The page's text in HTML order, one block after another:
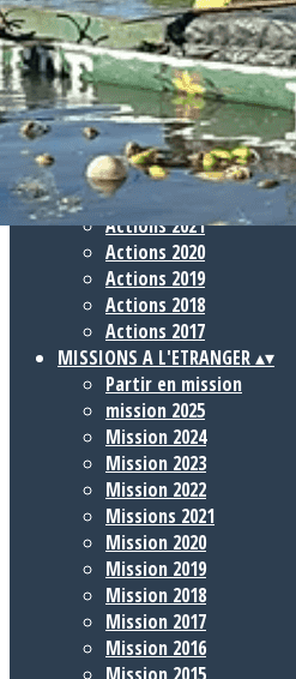
ACCUEIL▴▾
ACTUALITES▴▾
QUI SOMMES-NOUS ?▴▾
ACTIONS EN FRANCE▴▾
Actions 2025
Actions 2024
Actions 2023
Actions 2022
Actions 2021
Actions 2020
Actions 2019
Actions 2018
Actions 2017
MISSIONS A L'ETRANGER▴▾
Partir en mission
mission 2025
Mission 2024
Mission 2023
Mission 2022
Missions 2021
Mission 2020
Mission 2019
Mission 2018
Mission 2017
Mission 2016